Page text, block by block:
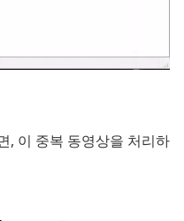
, 이 중복 동영상을 처리하